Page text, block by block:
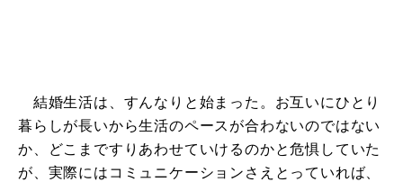
結婚生活は、すんなりと始まった。お互いにひとり
暮らしが長いから生活のペースが合わないのではない
か、どこまですりあわせていけるのかと危惧していた
が、実際にはコミュニケーションさえとっていれば、